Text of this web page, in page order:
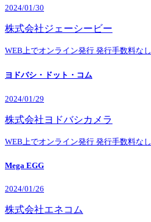
2024/01/30
株式会社ジェーシービー
WEB上でオンライン発行 発行手数料なし
ヨドバシ・ドット・コム
2024/01/29
株式会社ヨドバシカメラ
WEB上でオンライン発行 発行手数料なし
Mega EGG
2024/01/26
株式会社エネコム